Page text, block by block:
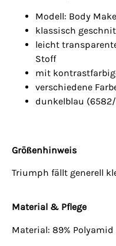
Modell: Body
klassisch
leicht
Stoff
mit
verschiedene
dunkelblau
Größenhinweis
Triumph fällt generell
Material & Pflege
Material: 89% Polyamid